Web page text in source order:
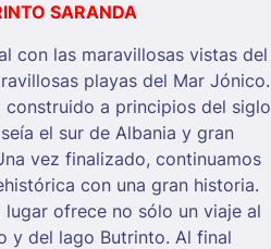
SARANDA
con las maravillosas vistas del
playas del Mar Jónico.
a principios del siglo
el sur de Albania y gran
vez finalizado, continuamos
con una gran historia.
ofrece no sólo un viaje al
y del lago Butrinto. Al final